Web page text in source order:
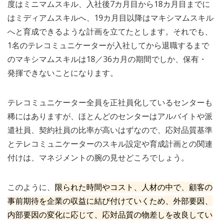
度はミニマムスキル、入社後7カ月目から18カ月目までに
はミディアムスキルへ、19カ月目以降はマキシマムスキル
へと育成できるような計画を立てたとします。それでも、
1名のテレコミュニケーターが入社してから退職するまで
のマキシマムスキルは18／36カ月の期間でしか、保有・
発揮できないことになります。
テレコミュニケーター全員を正社員化しているセンターも
稀にはありますが、ほとんどのセンターはアルバイトや派
遣社員、契約社員の比率が高いはずなので、応対品質基準
とテレコミュニケーターのスキル設定や育成計画との関連
付けは、マネジメントの腕の見せどころでしょう。
このように、 限られた時間やコスト、人材の中で、顧客の
事前期待を企業の収益に結び付けていくため、外部要因、
内部要因の変化に応じて、応対品質の物差しを改良してい